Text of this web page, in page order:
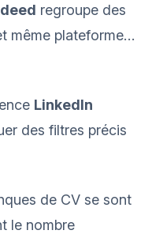
regroupe des
même plateforme…
LinkedIn
des filtres précis
de CV se sont
le nombre